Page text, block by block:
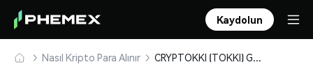
Kaydolun
Nasıl Kripto Para Alınır CRYPTOKKI (TOKKI) Güvenle Satın Alın ve Saklayın